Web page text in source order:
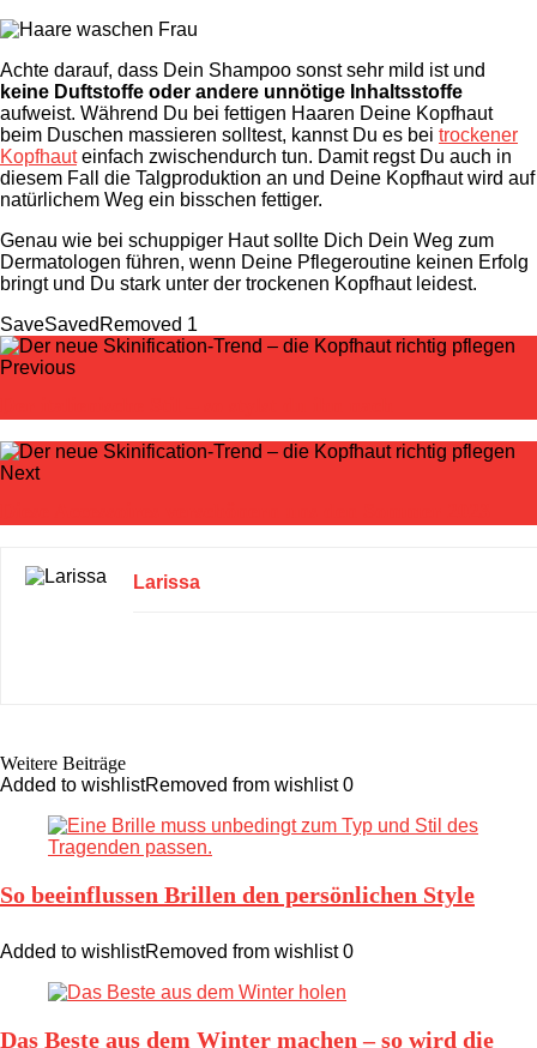
Achte darauf, dass Dein Shampoo sonst sehr mild ist und
keine Duftstoffe oder andere unnötige Inhaltsstoffe
aufweist. Während Du bei fettigen Haaren Deine Kopfhaut
beim Duschen massieren solltest, kannst Du es bei trockener
Kopfhauteinfach zwischendurch tun. Damit regst Du auch in
diesem Fall die Talgproduktion an und Deine Kopfhaut wird auf
natürlichem Weg ein bisschen fettiger.
Genau wie bei schuppiger Haut sollte Dich Dein Weg zum
Dermatologen führen, wenn Deine Pflegeroutine keinen Erfolg
bringt und Du stark unter der trockenen Kopfhaut leidest.
SaveSaved Removed 1
Previous
Next
Larissa
Weitere Beiträge
Added to wishlistRemoved from wishlist 0
So beeinflussen Brillen den persönlichen Style
Added to wishlistRemoved from wishlist 0
Das Beste aus dem Winter machen – so wird die